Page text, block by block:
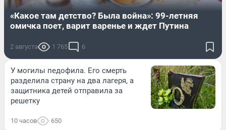
«Какое там детство? Была война»: 99-летняя
омичка поет, варит варенье и ждет Путина
2 августа 1 765 6
У могилы педофила. Его смерть
разделила страну на два лагеря, а
защитника детей отправила за
решетку
10 часов 650